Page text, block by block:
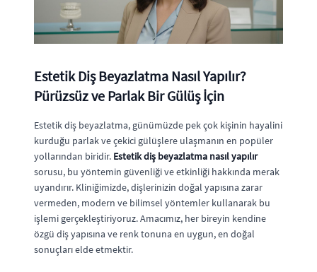
Estetik Diş Beyazlatma Nasıl Yapılır?
Pürüzsüz ve Parlak Bir Gülüş İçin
Estetik diş beyazlatma, günümüzde pek çok kişinin hayalini
kurduğu parlak ve çekici gülüşlere ulaşmanın en popüler
yollarından biridir. Estetik diş beyazlatma nasıl yapılır
sorusu, bu yöntemin güvenliği ve etkinliği hakkında merak
uyandırır. Kliniğimizde, dişlerinizin doğal yapısına zarar
vermeden, modern ve bilimsel yöntemler kullanarak bu
işlemi gerçekleştiriyoruz. Amacımız, her bireyin kendine
özgü diş yapısına ve renk tonuna en uygun, en doğal
sonuçları elde etmektir.